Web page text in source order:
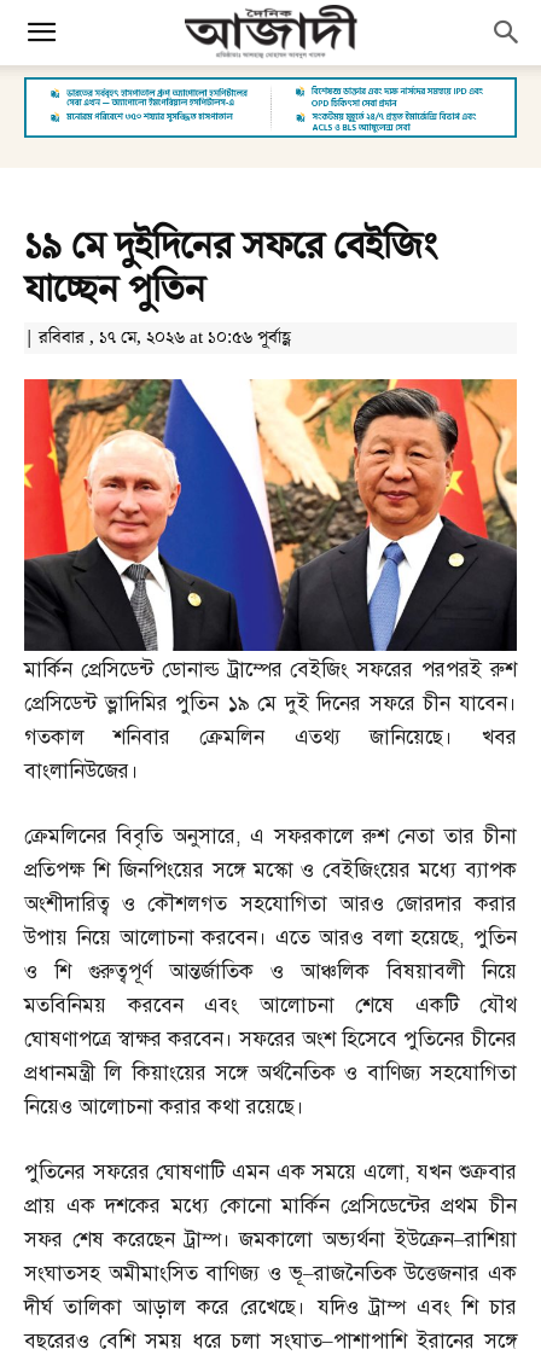
১৯ মে দুইদিনের সফরে বেইজিং
যাচ্ছেন পুতিন
| রবিবার , ১৭ মে, ২০২৬ at ১০:৫৬ পূর্বাহ্ণ
মার্কিন প্রেসিডেন্ট ডোনাল্ড ট্রাম্পের বেইজিং সফরের পরপরই রুশ
প্রেসিডেন্ট ভ্লাদিমির পুতিন ১৯ মে দুই দিনের সফরে চীন যাবেন।
গতকাল শনিবার ক্রেমলিন এতথ্য জানিয়েছে। খবর
বাংলানিউজের।
ক্রেমলিনের বিবৃতি অনুসারে,এ সফরকালে রুশ নেতা তার চীনা
প্রতিপক্ষ শি জিনপিংয়ের সঙ্গে মস্কো ও বেইজিংয়ের মধ্যে ব্যাপক
অংশীদারিত্ব ও কৌশলগত সহযোগিতা আরও জোরদার করার
উপায় নিয়ে আলোচনা করবেন। এতে আরও বলা হয়েছে, পুতিন
ও শি গুরুত্বপূর্ণ আন্তর্জাতিক ও আঞ্চলিক বিষয়াবলী নিয়ে
মতবিনিময় করবেন এবং আলোচনা শেষে একটি যৌথ
ঘোষণাপত্রে স্বাক্ষর করবেন। সফরের অংশ হিসেবে পুতিনের চীনের
প্রধানমন্ত্রী লি কিয়াংয়ের সঙ্গে অর্থনৈতিক ও বাণিজ্য সহযোগিতা
নিয়েও আলোচনা করার কথা রয়েছে।
পুতিনের সফরের ঘোষণাটি এমন এক সময়ে এলো,যখন শুক্রবার
প্রায় এক দশকের মধ্যে কোনো মার্কিন প্রেসিডেন্টের প্রথম চীন
সফর শেষ করেছেন ট্রাম্প। জমকালো অভ্যর্থনা ইউক্রেন–রাশিয়া
সংঘাতসহ অমীমাংসিত বাণিজ্য ও ভূ–রাজনৈতিক উত্তেজনার এক
দীর্ঘ তালিকা আড়াল করে রেখেছে। যদিও ট্রাম্প এবং শি চার
বছরেরও বেশি সময় ধরে চলা সংঘাত–পাশাপাশি ইরানের সঙ্গে